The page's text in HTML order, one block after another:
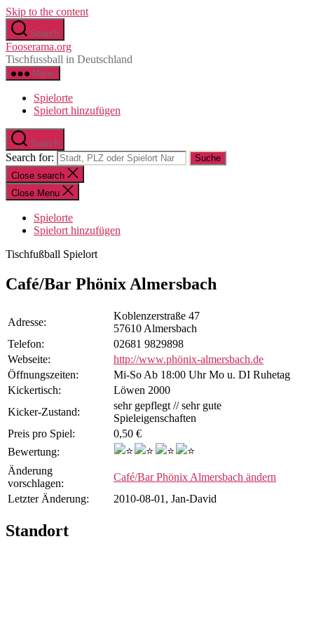
Skip to the content
Search
Fooserama.org
Tischfussball in Deutschland
Menu
Spielorte
Spielort hinzufügen
Search
Search for:
Close search
Close Menu
Spielorte
Spielort hinzufügen
Tischfußball Spielort
Café/Bar Phönix Almersbach
Adresse:
Koblenzerstraße 47
57610 Almersbach
Telefon:
02681 9829898
Webseite:
http://www.phönix-almersbach.de
Öffnungs­zeiten:
Mi-So Ab 18:00 Uhr Mo u. DI Ruhetag
Kicker­tisch:
Löwen 2000
Kicker-Zustand:
sehr gepflegt // sehr gute
Spieleigenschaften
Preis pro Spiel:
0,50 €
Bewertung:
Änderung
vorschlagen:
Café/Bar Phönix Almersbach ändern
Letzter Änderung:
2010-08-01, Jan-David
Standort